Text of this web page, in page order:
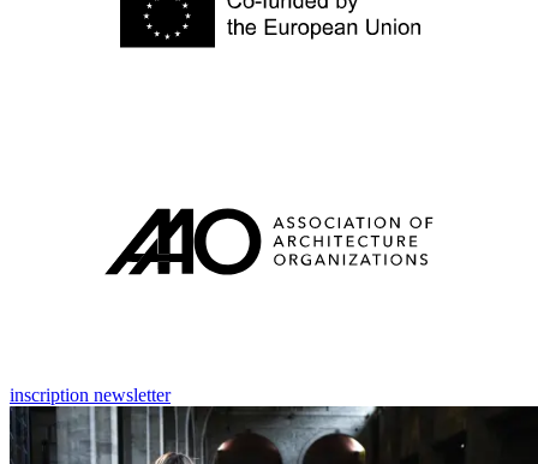
inscription newsletter